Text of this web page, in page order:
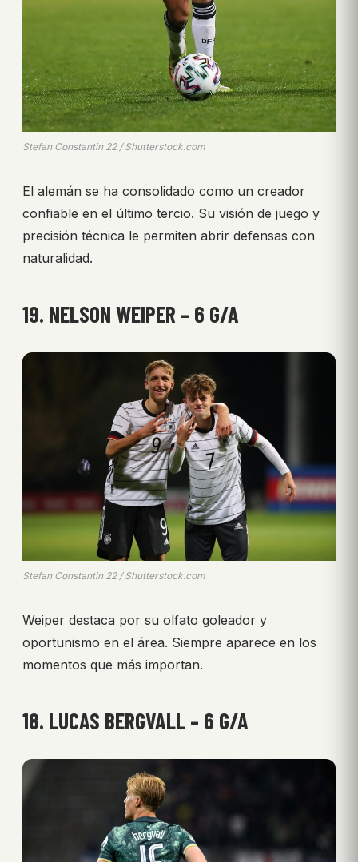
Stefan Constantin 22 / Shutterstock.com
El alemán se ha consolidado como un creador
confiable en el último tercio. Su visión de juego y
precisión técnica le permiten abrir defensas con
naturalidad.
19. NELSON WEIPER – 6 G/A
Stefan Constantin 22 / Shutterstock.com
Weiper destaca por su olfato goleador y
oportunismo en el área. Siempre aparece en los
momentos que más importan.
18. LUCAS BERGVALL – 6 G/A